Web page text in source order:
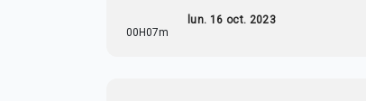
00H07m
lun. 16 oct. 2023